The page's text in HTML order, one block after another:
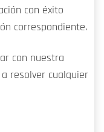
con éxito
correspondiente.
con nuestra
resolver cualquier